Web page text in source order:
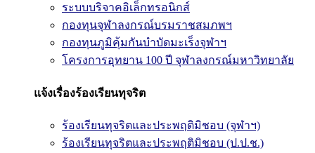
ระบบบริจาคอิเล็กทรอนิกส์
กองทุนจุฬาลงกรณ์บรมราชสมภพฯ
กองทุนภูมิคุ้มกันบำบัดมะเร็งจุฬาฯ
โครงการอุทยาน 100 ปี จุฬาลงกรณ์มหาวิทยาลัย
แจ้งเรื่องร้องเรียนทุจริต
ร้องเรียนทุจริตและประพฤติมิชอบ (จุฬาฯ)
ร้องเรียนทุจริตและประพฤติมิชอบ (ป.ป.ช.)